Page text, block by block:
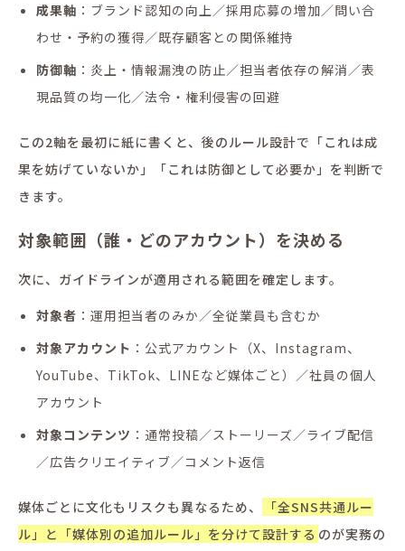
成果軸 ：ブランド認知の向上／採用応募の増加／問い合
わせ・予約の獲得／既存顧客との関係維持
防御軸 ：炎上・情報漏洩の防止／担当者依存の解消／表
現品質の均一化／法令・権利侵害の回避
この2軸を最初に紙に書くと、後のルール設計で「これは成
果を妨げていないか」「これは防御として必要か」を判断で
きます。
対象範囲（誰・どのアカウント）を決める
次に、ガイドラインが適用される範囲を確定します。
対象者 ：運用担当者のみか／全従業員も含むか
対象アカウント ：公式アカウント（X、Instagram、
YouTube、TikTok、LINEなど媒体ごと）／社員の個人
アカウント
対象コンテンツ ：通常投稿／ストーリーズ／ライブ配信
／広告クリエイティブ／コメント返信
媒体ごとに文化もリスクも異なるため、
「全SNS共通ルー
ル」と「媒体別の追加ルール」を分けて設計する のが実務の